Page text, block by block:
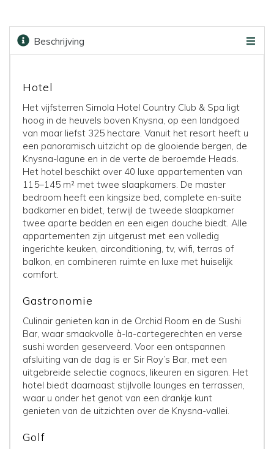
Beschrijving
Hotel
Het vijfsterren Simola Hotel Country Club & Spa ligt
hoog in de heuvels boven Knysna, op een landgoed
van maar liefst 325 hectare. Vanuit het resort heeft u
een panoramisch uitzicht op de glooiende bergen, de
Knysna-lagune en in de verte de beroemde Heads.
Het hotel beschikt over 40 luxe appartementen van
115–145 m² met twee slaapkamers. De master
bedroom heeft een kingsize bed, complete en-suite
badkamer en bidet, terwijl de tweede slaapkamer
twee aparte bedden en een eigen douche biedt. Alle
appartementen zijn uitgerust met een volledig
ingerichte keuken, airconditioning, tv, wifi, terras of
balkon, en combineren ruimte en luxe met huiselijk
comfort.
Gastronomie
Culinair genieten kan in de Orchid Room en de Sushi
Bar, waar smaakvolle à-la-cartegerechten en verse
sushi worden geserveerd. Voor een ontspannen
afsluiting van de dag is er Sir Roy’s Bar, met een
uitgebreide selectie cognacs, likeuren en sigaren. Het
hotel biedt daarnaast stijlvolle lounges en terrassen,
waar u onder het genot van een drankje kunt
genieten van de uitzichten over de Knysna-vallei.
Golf